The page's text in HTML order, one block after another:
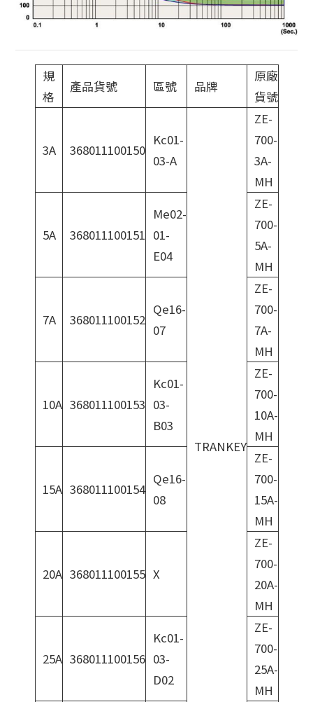
規
格
產品貨號 區號 品牌
原廠
貨號
3A 368011100150
Kc01-
03-A
TRANKEY
ZE-
700-
3A-
MH
5A 368011100151
Me02-
01-
E04
ZE-
700-
5A-
MH
7A 368011100152
Qe16-
07
ZE-
700-
7A-
MH
10A 368011100153
Kc01-
03-
B03
ZE-
700-
10A-
MH
15A 368011100154
Qe16-
08
ZE-
700-
15A-
MH
20A 368011100155 X
ZE-
700-
20A-
MH
25A 368011100156
Kc01-
03-
D02
ZE-
700-
25A-
MH